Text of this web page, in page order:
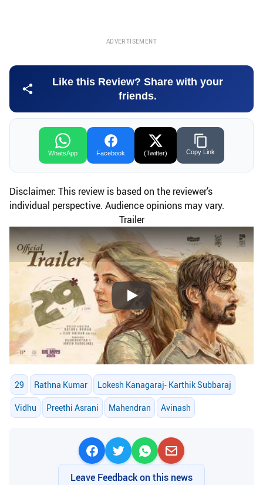
ADVERTISEMENT
Like this Review? Share with your
friends.
WhatsApp Facebook (Twitter) Copy Link
Disclaimer: This review is based on the reviewer’s
individual perspective. Audience opinions may vary.
Trailer
Play
29 Rathna Kumar Lokesh Kanagaraj- Karthik Subbaraj
Vidhu Preethi Asrani Mahendran Avinash
Leave Feedback on this news